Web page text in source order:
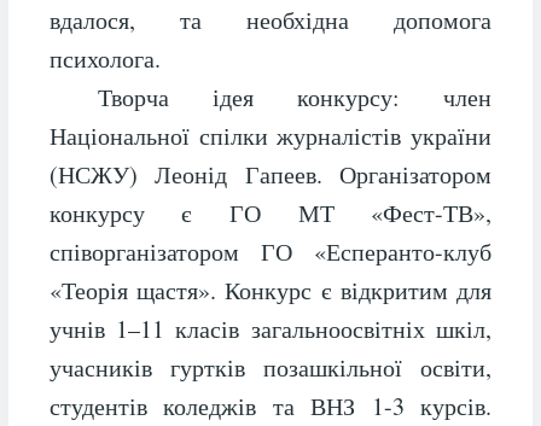
вдалося, та необхідна допомога
психолога.
Творча ідея конкурсу: член
Національної спілки журналістів україни
(НСЖУ) Леонід Гапеев. Організатором
конкурсу є ГО МТ «Фест-ТВ»,
співорганізатором ГО «Есперанто-клуб
«Теорія щастя». Конкурс є відкритим для
учнів 1–11 класів загальноосвітніх шкіл,
учасників гуртків позашкільної освіти,
студентів коледжів та ВНЗ 1-3 курсів.